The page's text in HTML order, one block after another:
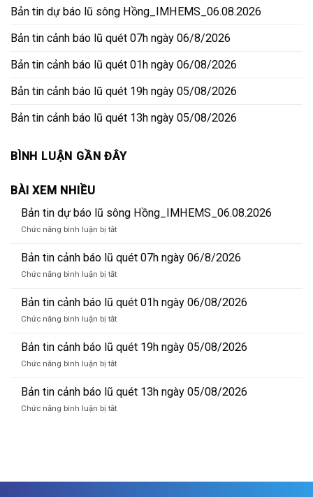
Bản tin dự báo lũ sông Hồng_IMHEMS_06.08.2026
Bản tin cảnh báo lũ quét 07h ngày 06/8/2026
Bản tin cảnh báo lũ quét 01h ngày 06/08/2026
Bản tin cảnh báo lũ quét 19h ngày 05/08/2026
Bản tin cảnh báo lũ quét 13h ngày 05/08/2026
BÌNH LUẬN GẦN ĐÂY
BÀI XEM NHIỀU
Bản tin dự báo lũ sông Hồng_IMHEMS_06.08.2026
Chức năng bình luận bị tắtở
tin
báo
sông
Hồng_IMHEMS_06.08.2026
Bản tin cảnh báo lũ quét 07h ngày 06/8/2026
Chức năng bình luận bị tắtở
tin
báo
quét
07h
06/8/2026
Bản tin cảnh báo lũ quét 01h ngày 06/08/2026
Chức năng bình luận bị tắtở
tin
báo
quét
01h
Bản tin cảnh báo lũ quét 19h ngày 05/08/2026
Chức năng bình luận bị tắtở
tin
báo
Bản tin cảnh báo lũ quét 13h ngày 05/08/2026
Chức năng bình luận bị tắtở
quét